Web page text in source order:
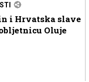
i Hrvatska slave
Oluje